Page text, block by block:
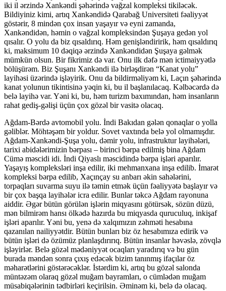
iki il ərzində Xankəndi şəhərində vağzal kompleksi tikiləcək.
Bildiyiniz kimi, artıq Xankəndidə Qarabağ Universiteti fəaliyyət
göstərir, 8 mindən çox insan yaşayır və eyni zamanda,
Xankəndidən, həmin o vağzal kompleksindən Şuşaya gedən yol
qısalır. O yolu da biz qısaldırıq. Həm genişləndiririk, həm qısaldırıq
ki, maksimum 10 dəqiqə ərzində Xankəndidən Şuşaya gəlmək
mümkün olsun. Bir fikrimiz də var. Onu ilk dəfə mən ictimaiyyətlə
bölüşürəm. Biz Şuşanı Xankəndi ilə birləşdirən “Kanat yolu”
layihəsi üzərində işləyirik. Onu da bildirməliyəm ki, Laçın şəhərində
kanat yolunun tikintisinə yəqin ki, bu il başlanılacaq. Kəlbəcərdə də
belə layihə var. Yəni ki, bu, həm turizm baxımından, həm insanların
rahat gediş-gəlişi üçün çox gözəl bir vasitə olacaq.
Ağdam-Bərdə avtomobil yolu. İndi Bakıdan gələn qonaqlar o yolla
gəliblər. Möhtəşəm bir yoldur. Sovet vaxtında belə yol olmamışdır.
Ağdam-Xankəndi-Şuşa yolu, dəmir yolu, infrastruktur layihələri,
tarixi abidələrimizin bərpası – birinci bərpa edilmiş bina Ağdam
Cümə məscidi idi. İndi Qiyaslı məscidində bərpa işləri aparılır.
Yaşayış kompleksləri inşa edilir, iki mehmanxana inşa edilib. İmarət
kompleksi bərpa edilib, Xaçınçay su anbarı əkin sahələrini,
torpaqları suvarma suyu ilə təmin etmək üçün fəaliyyətə başlayır və
bir çox başqa layihələr icra edilir. Bunlar təkcə Ağdam rayonuna
aiddir. Əgər bütün görülən işlərin miqyasını götürsək, sözün düzü,
mən bilmirəm hansı ölkədə hazırda bu miqyasda quruculuq, inkişaf
işləri aparılır. Yəni bu, yenə də xalqımızın zəhməti hesabına
qazanılan nailiyyətdir. Bütün bunları biz öz hesabımıza edirik və
bütün işləri də özümüz planlaşdırırıq. Bütün insanlar həvəslə, zövqlə
işləyirlər. Belə gözəl mədəniyyət ocaqları yaradırıq və bu gün
burada məndən sonra çıxış edəcək bizim tanınmış ifaçılar öz
məharətlərini göstərəcəklər. İstərdim ki, artıq bu gözəl salonda
müntəzəm olaraq gözəl muğam bayramları, o cümlədən muğam
müsabiqələrinin tədbirləri keçirilsin. Əminəm ki, belə də olacaq.